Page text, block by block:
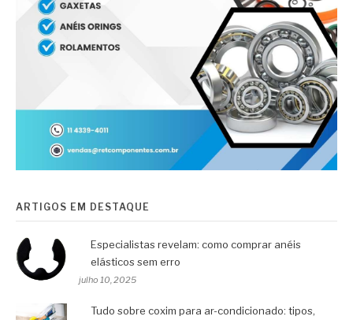
ARTIGOS EM DESTAQUE
Especialistas revelam: como comprar anéis
elásticos sem erro
julho 10, 2025
Tudo sobre coxim para ar-condicionado: tipos,